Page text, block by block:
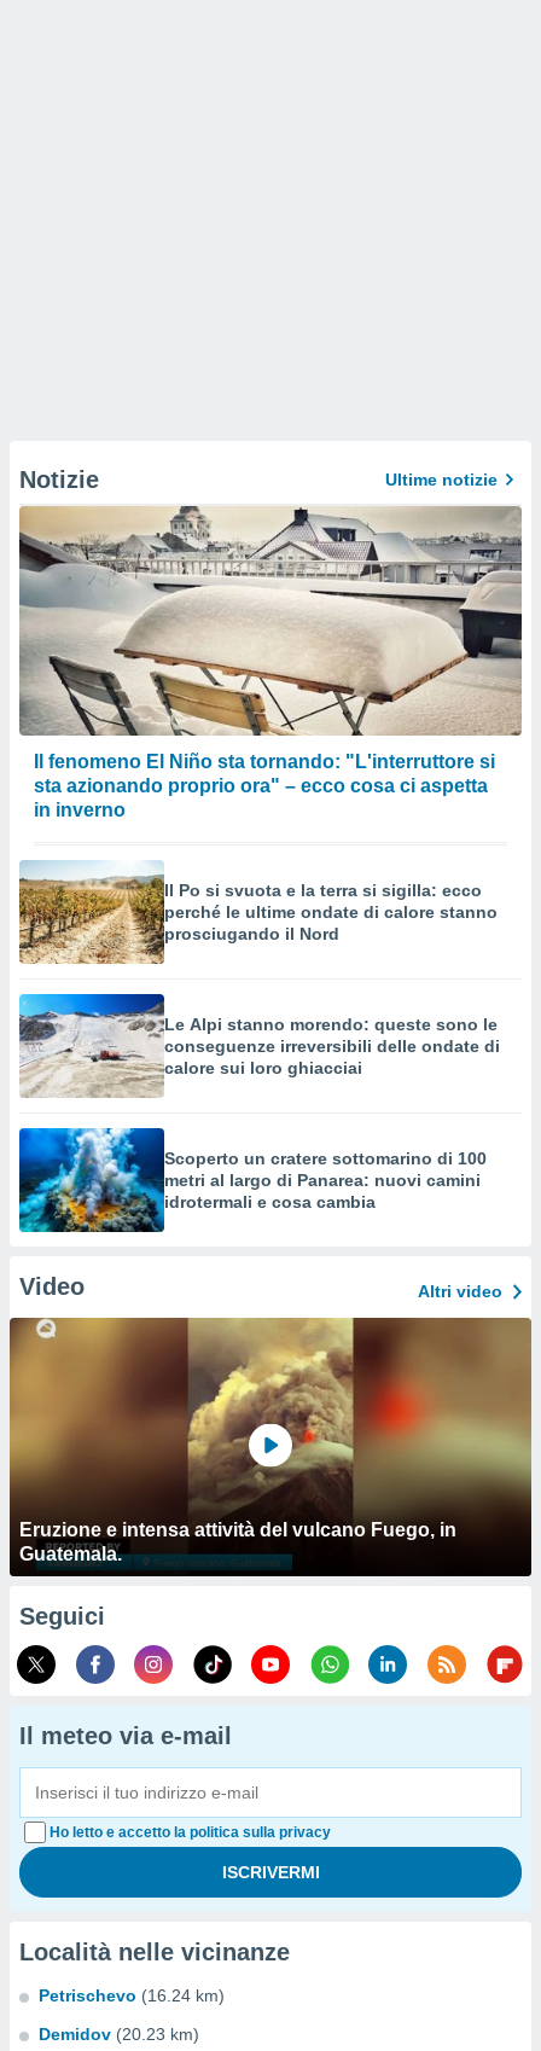
Notizie Ultime notizie
Il fenomeno El Niño sta tornando: "L'interruttore si
sta azionando proprio ora" – ecco cosa ci aspetta
in inverno
Il Po si svuota e la terra si sigilla: ecco
perché le ultime ondate di calore stanno
prosciugando il Nord
Le Alpi stanno morendo: queste sono le
conseguenze irreversibili delle ondate di
calore sui loro ghiacciai
Scoperto un cratere sottomarino di 100
metri al largo di Panarea: nuovi camini
idrotermali e cosa cambia
Video Altri video
Eruzione e intensa attività del vulcano Fuego, in
Guatemala.
Seguici
Il meteo via e-mail
Ho letto e accetto la politica sulla privacy
Località nelle vicinanze
Petrischevo (16.24 km)
Demidov (20.23 km)